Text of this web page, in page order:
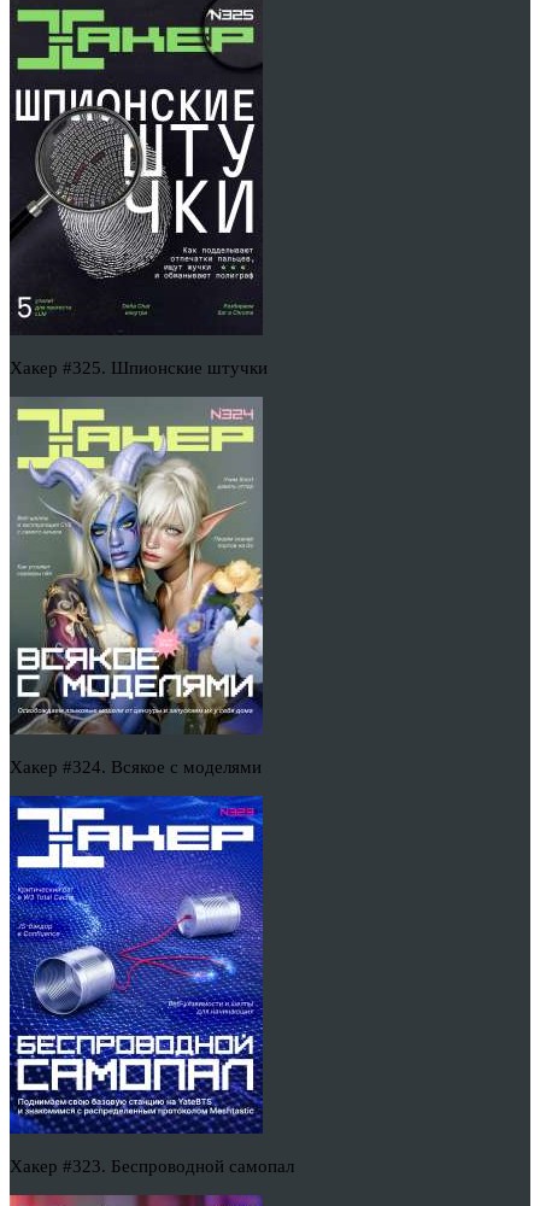
Хакер #325. Шпионские штучки
Хакер #324. Всякое с моделями
Хакер #323. Беспроводной самопал